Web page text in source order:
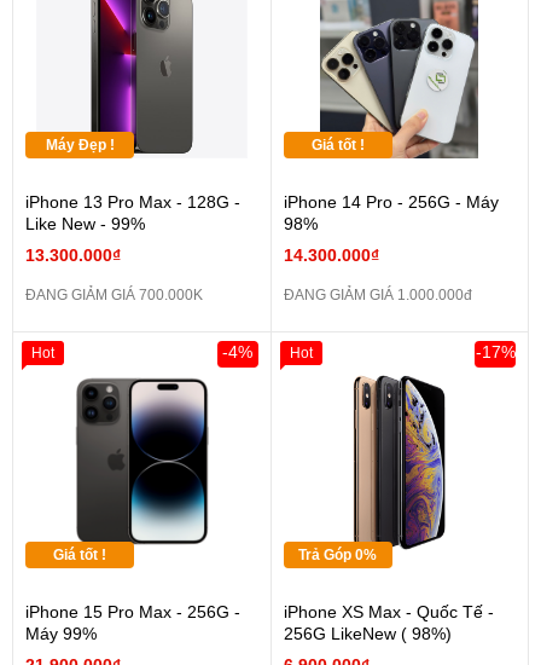
Máy Đẹp !
iPhone 13 Pro Max - 128G -
Like New - 99%
13.300.000₫
ĐANG GIẢM GIÁ 700.000K
Giá tốt !
iPhone 14 Pro - 256G - Máy
98%
14.300.000₫
ĐANG GIẢM GIÁ 1.000.000đ
Giá tốt !
iPhone 15 Pro Max - 256G -
Máy 99%
-4%
Hot
Trả Góp 0%
iPhone XS Max - Quốc Tế -
256G LikeNew ( 98%)
-17%
Hot